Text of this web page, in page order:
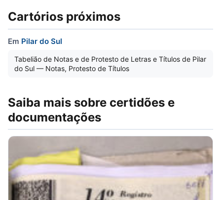
Cartórios próximos
Em Pilar do Sul
Tabelião de Notas e de Protesto de Letras e Títulos de Pilar
do Sul — Notas, Protesto de Títulos
Saiba mais sobre certidões e
documentações